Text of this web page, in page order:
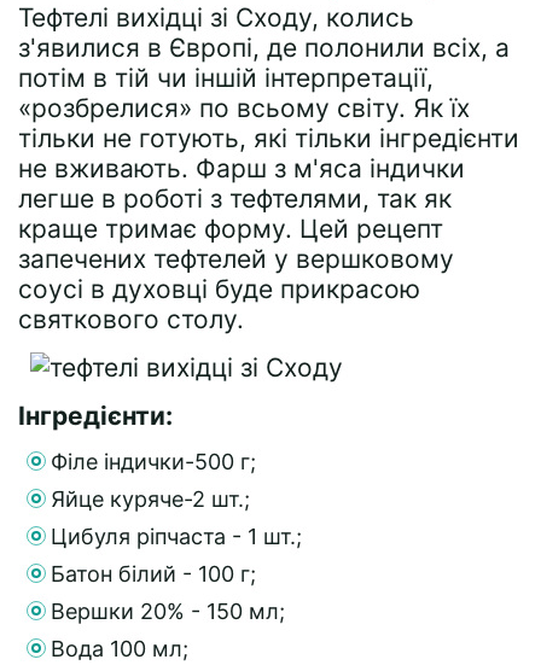
Тефтелі вихідці зі Сходу, колись
з'явилися в Європі, де полонили всіх, а
потім в тій чи іншій інтерпретації,
«розбрелися» по всьому світу. Як їх
тільки не готують, які тільки інгредієнти
не вживають. Фарш з м'яса індички
легше в роботі з тефтелями, так як
краще тримає форму. Цей рецепт
запечених тефтелей у вершковому
соусі в духовці буде прикрасою
святкового столу.
Інгредієнти:
Філе індички-500 г;
Яйце куряче-2 шт.;
Цибуля ріпчаста - 1 шт.;
Батон білий - 100 г;
Вершки 20% - 150 мл;
Вода 100 мл;